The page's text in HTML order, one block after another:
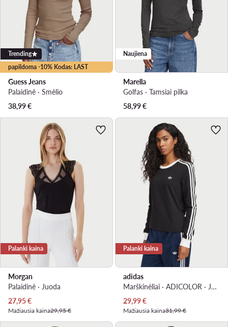
papildoma -10% Kodas: LAST
Trending
Guess Jeans
Palaidinė · Smėlio
38,99€
Naujiena
Marella
Golfas · Tamsiai pilka
58,99€
Palanki kaina
Morgan
Palaidinė · Juoda
Dabartinė kaina
27,95€
Mažiausia kaina29,95 €
Palanki kaina
adidas
Marškinėliai · ADICOLOR · Juoda
Dabartinė kaina
29,99€
Mažiausia kaina31,99 €